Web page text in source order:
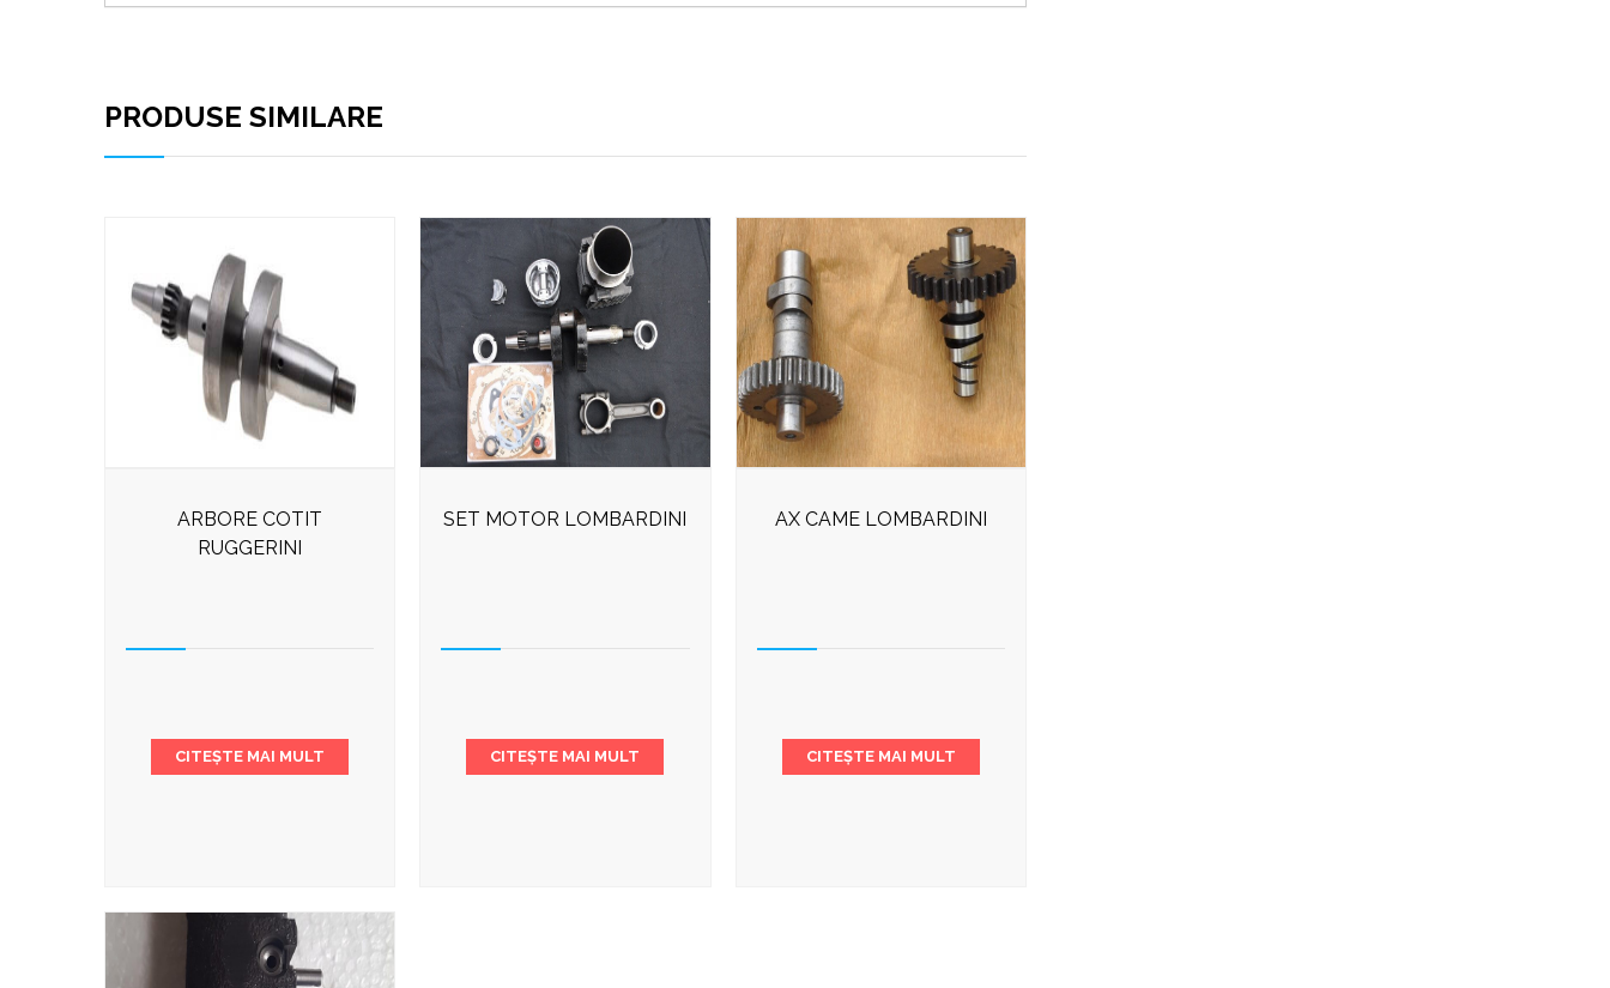
PRODUSE SIMILARE
ARBORE COTIT
RUGGERINI
CITEȘTE MAI MULT
SET MOTOR LOMBARDINI
CITEȘTE MAI MULT
AX CAME LOMBARDINI
CITEȘTE MAI MULT